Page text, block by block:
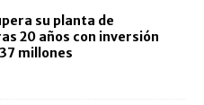
su planta de
20 años con inversión
millones